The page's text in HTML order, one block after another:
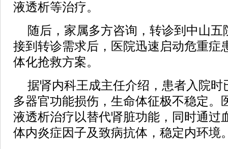
液透析等治疗。
随后，家属多方咨询，转诊到中山
接到转诊需求后，医院迅速启动危重症
体化抢救方案。
据肾内科王成主任介绍，患者入院
多器官功能损伤，生命体征极不稳定。
液透析治疗以替代肾脏功能，同时通过
体内炎症因子及致病抗体，稳定内环境